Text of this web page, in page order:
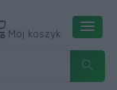
Mój koszyk